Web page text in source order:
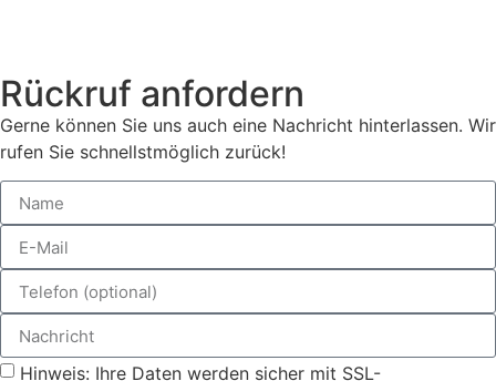
Rückruf anfordern
Gerne können Sie uns auch eine Nachricht hinterlassen. Wir
rufen Sie schnellstmöglich zurück!
Hinweis: Ihre Daten werden sicher mit SSL-